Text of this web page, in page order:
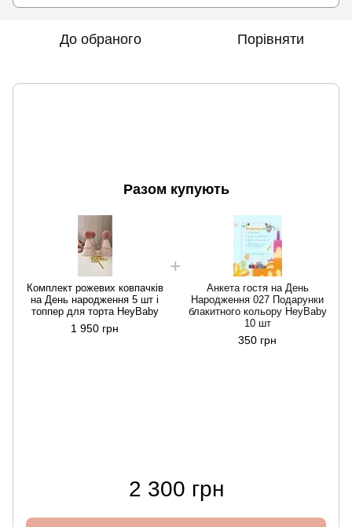
До обраного Порівняти
Разом купують
Комплект рожевих ковпачків
на День народження 5 шт і
топпер для торта HeyBaby
1 950 грн
Анкета гостя на День
Народження 027 Подарунки
блакитного кольору HeyBaby
10 шт
350 грн
2 300 грн